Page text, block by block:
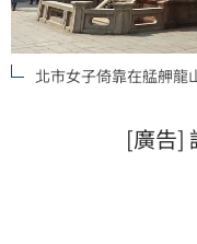
北市女子倚靠在艋舺龍
[廣告]